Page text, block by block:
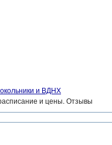
и ВДНХ
и цены. Отзывы